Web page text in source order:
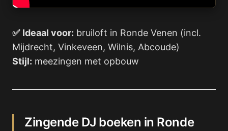
✅ Ideaal voor: bruiloft in Ronde Venen (incl.
Mijdrecht, Vinkeveen, Wilnis, Abcoude)
Stijl: meezingen met opbouw
Zingende DJ boeken in Ronde